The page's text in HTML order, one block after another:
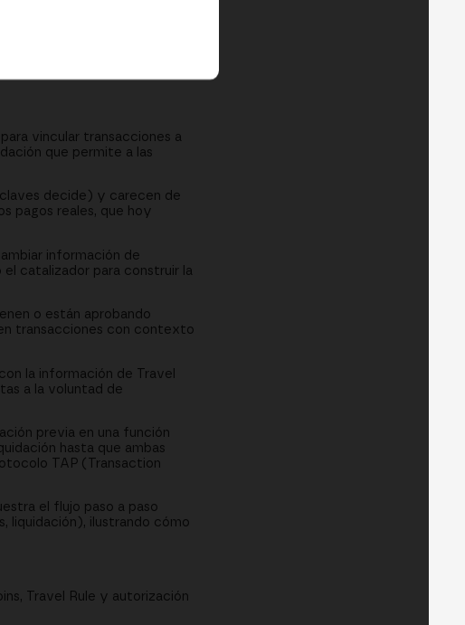
TAP)
vincular transacciones a
que permite a las
claves decide) y carecen de
pagos reales, que hoy
información de
catalizador para construir la
o están aprobando
transacciones con contexto
la información de Travel
a la voluntad de
previa en una función
hasta que ambas
TAP (Transaction
el flujo paso a paso
liquidación), ilustrando cómo
Travel Rule y autorización